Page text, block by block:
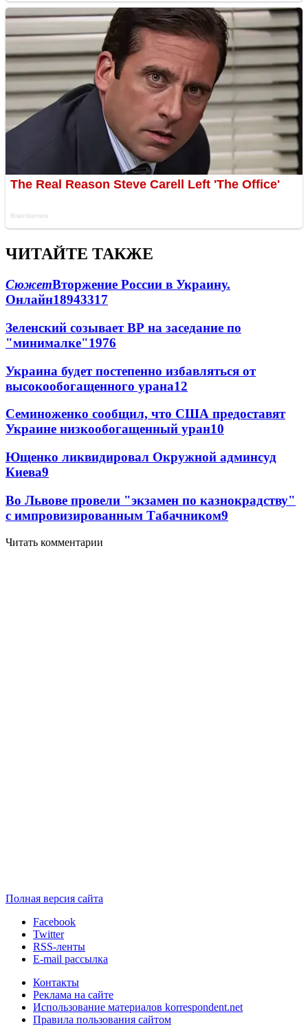
ЧИТАЙТЕ ТАКЖЕ
СюжетВторжение России в Украину.
Онлайн18943317
Зеленский созывает ВР на заседание по
"минималке"1976
Украина будет постепенно избавляться от
высокообогащенного урана12
Семиноженко сообщил, что США предоставят
Украине низкообогащенный уран10
Ющенко ликвидировал Окружной админсуд
Киева9
Во Львове провели "экзамен по казнокрадству"
с импровизированным Табачником9
Читать комментарии
Полная версия сайта
Facebook
Twitter
RSS-ленты
E-mail рассылка
Контакты
Реклама на сайте
Использование материалов korrespondent.net
Правила пользования сайтом